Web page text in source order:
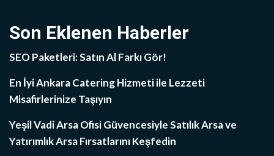
Son Eklenen Haberler
SEO Paketleri: Satın Al Farkı Gör!
En İyi Ankara Catering Hizmeti ile Lezzeti
Misafirlerinize Taşıyın
Yeşil Vadi Arsa Ofisi Güvencesiyle Satılık Arsa ve
Yatırımlık Arsa Fırsatlarını Keşfedin